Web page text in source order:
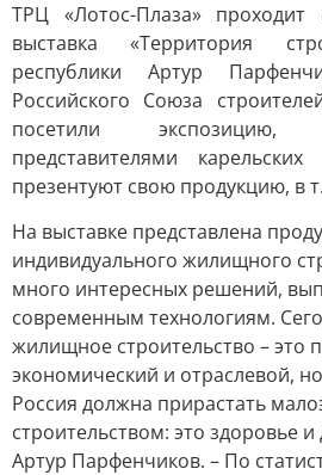
ТРЦ «Лотос-Плаза» проходит
выставка «Территория
республики Артур
Российского Союза
посетили
представителями
презентуют свою продукцию, в
На выставке представлена
индивидуального жилищного
много интересных решений,
современным технологиям.
жилищное строительство – это
экономический и отраслевой,
Россия должна прирастать
строительством: это здоровье
Артур Парфенчиков. – По